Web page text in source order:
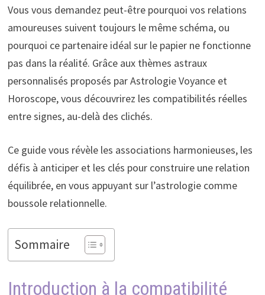
Vous vous demandez peut-être pourquoi vos relations
amoureuses suivent toujours le même schéma, ou
pourquoi ce partenaire idéal sur le papier ne fonctionne
pas dans la réalité. Grâce aux thèmes astraux
personnalisés proposés par Astrologie Voyance et
Horoscope, vous découvrirez les compatibilités réelles
entre signes, au-delà des clichés.
Ce guide vous révèle les associations harmonieuses, les
défis à anticiper et les clés pour construire une relation
équilibrée, en vous appuyant sur l’astrologie comme
boussole relationnelle.
Sommaire
Introduction à la compatibilité